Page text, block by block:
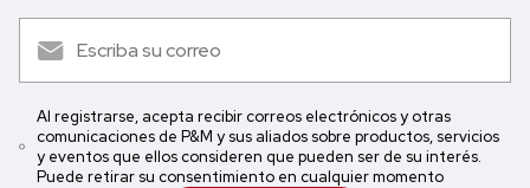
Al registrarse, acepta recibir correos electrónicos y otras
comunicaciones de P&M y sus aliados sobre productos, servicios
y eventos que ellos consideren que pueden ser de su interés.
Puede retirar su consentimiento en cualquier momento